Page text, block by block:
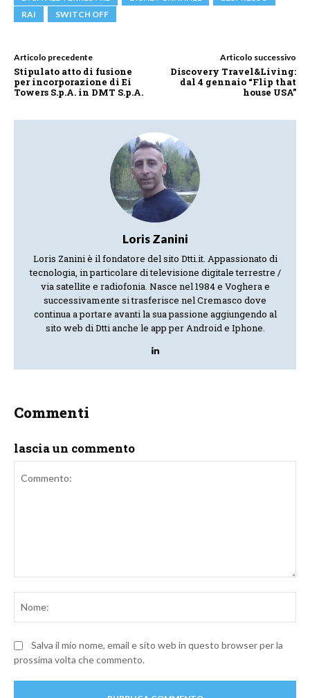
RAI
SWITCH OFF
Articolo precedente
Stipulato atto di fusione
per incorporazione di Ei
Towers S.p.A. in DMT S.p.A.
Articolo successivo
Discovery Travel&Living:
dal 4 gennaio “Flip that
house USA”
Loris Zanini
Loris Zanini è il fondatore del sito Dtti.it. Appassionato di
tecnologia, in particolare di televisione digitale terrestre /
via satellite e radiofonia. Nasce nel 1984 e Voghera e
successivamente si trasferisce nel Cremasco dove
continua a portare avanti la sua passione aggiungendo al
sito web di Dtti anche le app per Android e Iphone.
Commenti
lascia un commento
Salva il mio nome, email e sito web in questo browser per la
prossima volta che commento.